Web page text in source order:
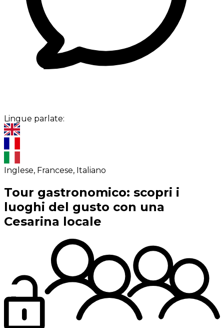
Lingue parlate:
Inglese, Francese, Italiano
Tour gastronomico: scopri i
luoghi del gusto con una
Cesarina locale